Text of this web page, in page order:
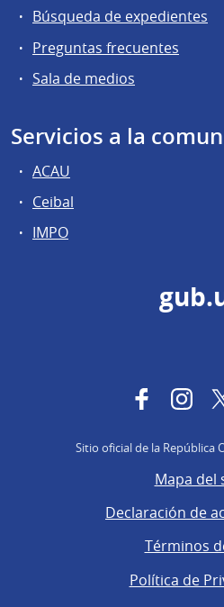
Búsqueda de expedientes
Preguntas frecuentes
Sala de medios
Servicios a la
ACAU
Ceibal
IMPO
Facebook
Sitio oficial de la República
Mapa del
Declaración de
Términos
Política de